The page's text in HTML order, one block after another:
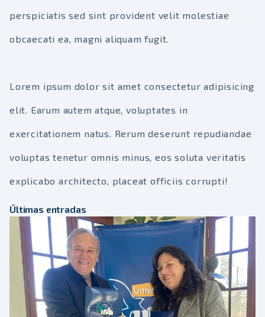
Últimas entradas
perspiciatis sed sint provident velit molestiae
obcaecati ea, magni aliquam fugit.
Lorem ipsum dolor sit amet consectetur adipisicing
elit. Earum autem atque, voluptates in
exercitationem natus. Rerum deserunt repudiandae
voluptas tenetur omnis minus, eos soluta veritatis
explicabo architecto, placeat officiis corrupti!